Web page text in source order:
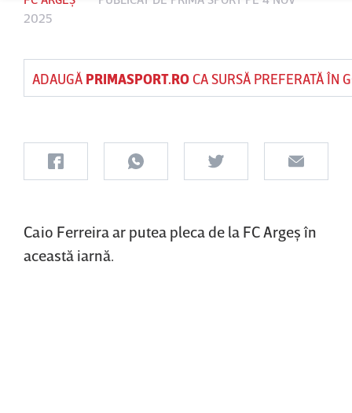
2025
ADAUGĂ PRIMASPORT.ROCA SURSĂ PREFERATĂ ÎN
Caio Ferreira ar putea pleca de la FC Argeş în
această iarnă.